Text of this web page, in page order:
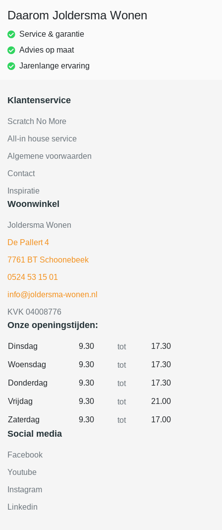
Daarom Joldersma Wonen
Service & garantie
Advies op maat
Jarenlange ervaring
Klantenservice
Scratch No More
All-in house service
Algemene voorwaarden
Contact
Inspiratie
Woonwinkel
Joldersma Wonen
De Pallert 4
7761 BT Schoonebeek
0524 53 15 01
info@joldersma-wonen.nl
KVK 04008776
Onze openingstijden:
Dinsdag 9.30 tot 17.30
Woensdag 9.30 tot 17.30
Donderdag 9.30 tot 17.30
Vrijdag 9.30 tot 21.00
Zaterdag 9.30 tot 17.00
Social media
Facebook
Youtube
Instagram
Linkedin